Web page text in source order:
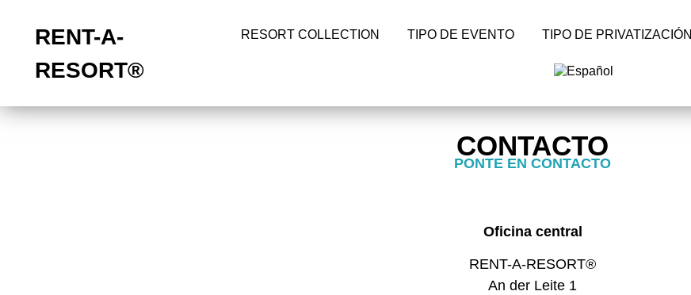
RENT-A-
RESORT®
RESORT COLLECTION TIPO DE EVENTO TIPO DE PRIVATIZACIÓN
CONTACTO
PONTE EN CONTACTO
Oficina central
RENT-A-RESORT®
An der Leite 1